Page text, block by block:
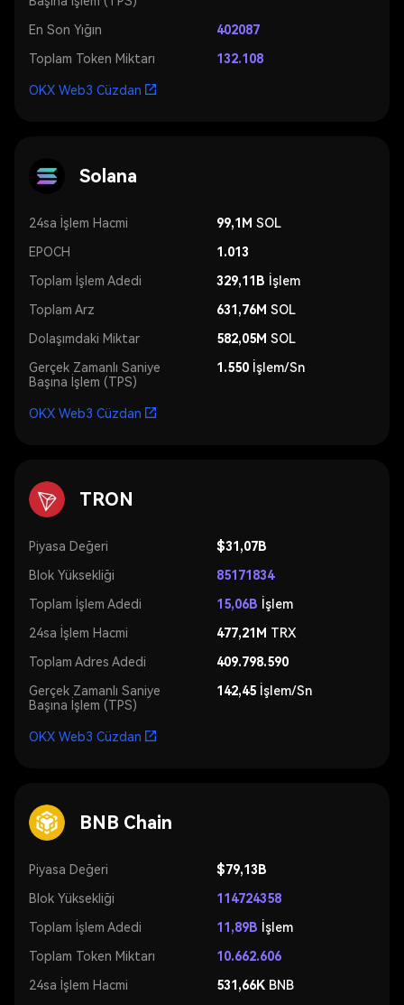
En Son Yığın
402087
Toplam Token Miktarı
132.108
OKX Web3 Cüzdan
Solana
24sa İşlem Hacmi 99,1M SOL
EPOCH
1.013
Toplam İşlem Adedi
329,11B
İşlem
Toplam Arz
631,76M SOL
Dolaşımdaki Miktar
582,05M SOL
Gerçek Zamanlı Saniye
Başına İşlem (TPS)
1.550 İşlem/Sn
OKX Web3 Cüzdan
TRON
Piyasa Değeri
$31,07B
Blok Yüksekliği
85171834
Toplam İşlem Adedi
15,06B
İşlem
24sa İşlem Hacmi
477,21M TRX
Toplam Adres Adedi
409.798.590
Gerçek Zamanlı Saniye
Başına İşlem (TPS)
142,45 İşlem/Sn
OKX Web3 Cüzdan
BNB Chain
Piyasa Değeri
$79,13B
Blok Yüksekliği
114724358
Toplam İşlem Adedi
11,89B
İşlem
Toplam Token Miktarı
10.662.606
24sa İşlem Hacmi
531,66K BNB